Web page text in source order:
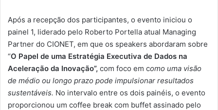
Após a recepção dos participantes, o evento iniciou o
painel 1, liderado pelo Roberto Portella atual Managing
Partner do CIONET, em que os speakers abordaram sobre
“O Papel de uma Estratégia Executiva de Dados na
Aceleração da Inovação”, com foco em como uma visão
de médio ou longo prazo pode impulsionar resultados
sustentáveis. No intervalo entre os dois painéis, o evento
proporcionou um coffee break com buffet assinado pelo